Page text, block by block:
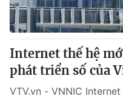
Thị trường 24h
VTV4
VTV9
Internet thế hệ
phát triển số của
VTV.vn - VNNIC